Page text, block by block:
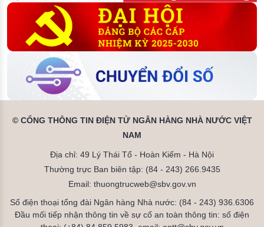
© CỔNG THÔNG TIN ĐIỆN TỬ NGÂN HÀNG NHÀ NƯỚC VIỆT
NAM
Địa chỉ: 49 Lý Thái Tổ - Hoàn Kiếm - Hà Nội
Thường trực Ban biên tập: (84 - 243) 266.9435
Email: thuongtrucweb@sbv.gov.vn
Số điện thoại tổng đài Ngân hàng Nhà nước: (84 - 243) 936.6306
Đầu mối tiếp nhận thông tin về sự cố an toàn thông tin: số điện